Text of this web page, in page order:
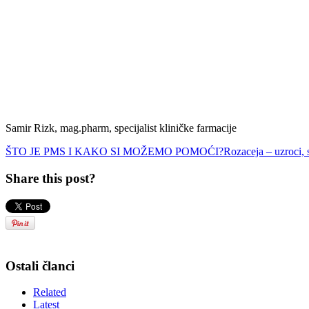
Samir Rizk, mag.pharm, specijalist kliničke farmacije
ŠTO JE PMS I KAKO SI MOŽEMO POMOĆI?Rozaceja – uzroci,
Share this post?
Ostali članci
Related
Latest